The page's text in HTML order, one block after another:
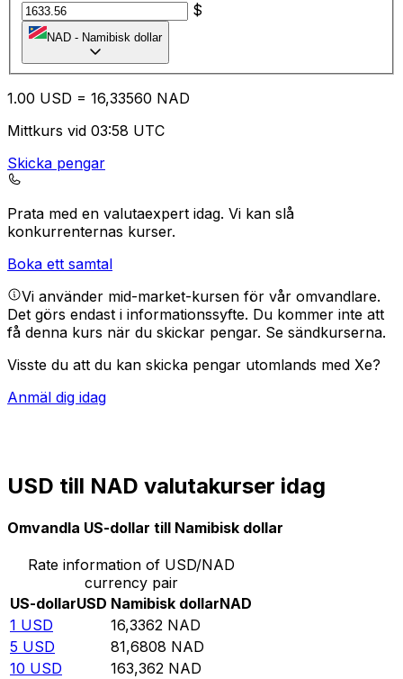
$
NAD - Namibisk dollar
1.00 USD = 16,33560 NAD
Mittkurs vid 03:58 UTC
Skicka pengar
Prata med en valutaexpert idag. Vi kan slå
konkurrenternas kurser.
Boka ett samtal
Vi använder mid-market-kursen för vår omvandlare.
Det görs endast i informationssyfte. Du kommer inte att
få denna kurs när du skickar pengar. Se sändkurserna.
Visste du att du kan skicka pengar utomlands med Xe?
Anmäl dig idag
USD till NAD valutakurser idag
Omvandla US-dollar till Namibisk dollar
Rate information of USD/NAD
currency pair
US-dollarUSD Namibisk dollarNAD
1 USD 16,3362 NAD
5 USD 81,6808 NAD
10 USD 163,362 NAD